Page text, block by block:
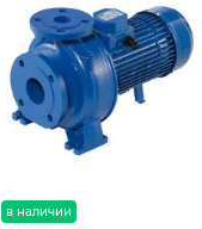
в наличии